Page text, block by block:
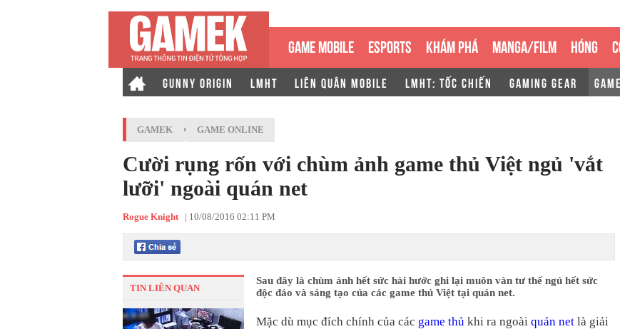
GAME MOBILE ESPORTS KHÁM PHÁ MANGA/FILM HÓNG
GUNNY ORIGIN LMHT LIÊN QUÂN MOBILE LMHT: TỐC CHIẾN GAMING GEAR
GAMEK › GAME ONLINE
Cười rụng rốn với chùm ảnh game thủ Việt ngủ 'vắt
lưỡi' ngoài quán net
Rogue Knight | 10/08/2016 02:11 PM
TIN LIÊN QUAN
Sau đây là chùm ảnh hết sức hài hước ghi lại muôn vàn tư thế ngủ hết sức
độc đáo và sáng tạo của các game thủ Việt tại quán net.
Mặc dù mục đích chính của các game thủ khi ra ngoài quán net là giải